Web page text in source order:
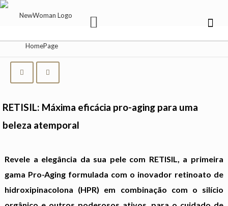
RETISIL: Máxima eficácia pro-aging para uma
beleza atemporal
Revele a elegância da sua pele com RETISIL, a primeira
gama Pro-Aging formulada com o inovador retinoato de
hidroxipinacolona (HPR) em combinação com o silício